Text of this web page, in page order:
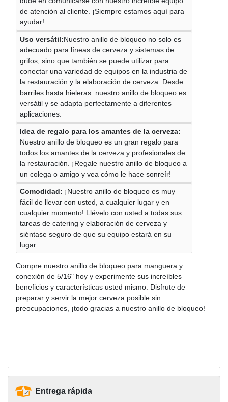
de atención al cliente. ¡Siempre estamos aquí para
ayudar!
Uso versátil:Nuestro anillo de bloqueo no solo es
adecuado para líneas de cerveza y sistemas de
grifos, sino que también se puede utilizar para
conectar una variedad de equipos en la industria de
la restauración y la elaboración de cerveza. Desde
barriles hasta hieleras: nuestro anillo de bloqueo es
versátil y se adapta perfectamente a diferentes
aplicaciones.
Idea de regalo para los amantes de la cerveza:
Nuestro anillo de bloqueo es un gran regalo para
todos los amantes de la cerveza y profesionales de
la restauración. ¡Regale nuestro anillo de bloqueo a
un colega o amigo y vea cómo le hace sonreír!
Comodidad: ¡Nuestro anillo de bloqueo es muy
fácil de llevar con usted, a cualquier lugar y en
cualquier momento! Llévelo con usted a todas sus
tareas de catering y elaboración de cerveza y
siéntase seguro de que su equipo estará en su
lugar.
Compre nuestro anillo de bloqueo para manguera y
conexión de 5/16" hoy y experimente sus increíbles
beneficios y características usted mismo. Disfrute de
preparar y servir la mejor cerveza posible sin
preocupaciones, ¡todo gracias a nuestro anillo de bloqueo!
Entrega rápida